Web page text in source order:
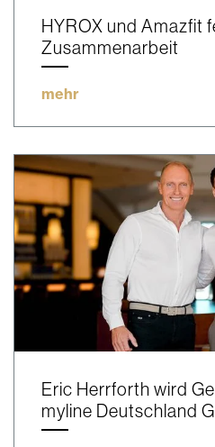
HYROX und Amazfit
Zusammenarbeit
mehr
Eric Herrforth wird
myline Deutschland